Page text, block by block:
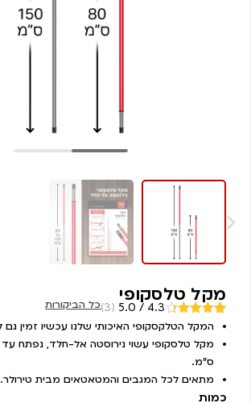
מקל טלסקופי
מדורגים
5 מבוסס
על
3
דירוגים
4.3 / 5.0
(3)
כל הביקורות
המקל הטלקסקופי האיכותי שלנו עכשיו זמין
ס”מ.
מתאים לכל המגבים והמטאטאים מבית טירולר.
כמות